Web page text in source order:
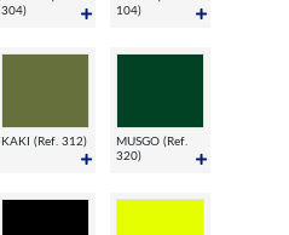
304)
104)
KAKI (Ref. 312)
MUSGO (Ref.
320)